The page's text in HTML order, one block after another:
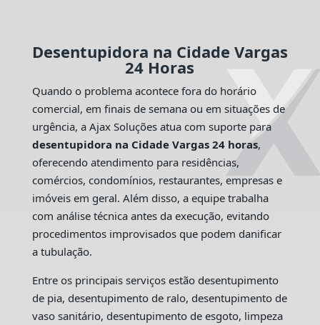
Desentupidora na Cidade Vargas
24 Horas
Quando o problema acontece fora do horário
comercial, em finais de semana ou em situações de
urgência, a Ajax Soluções atua com suporte para
desentupidora na Cidade Vargas 24 horas,
oferecendo atendimento para residências,
comércios, condomínios, restaurantes, empresas e
imóveis em geral. Além disso, a equipe trabalha
com análise técnica antes da execução, evitando
procedimentos improvisados que podem danificar
a tubulação.
Entre os principais serviços estão desentupimento
de pia, desentupimento de ralo, desentupimento de
vaso sanitário, desentupimento de esgoto, limpeza